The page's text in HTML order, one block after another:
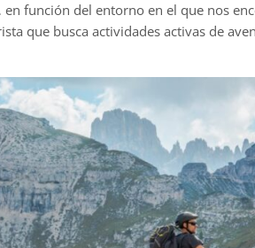
función del entorno en el que nos
que busca actividades activas de